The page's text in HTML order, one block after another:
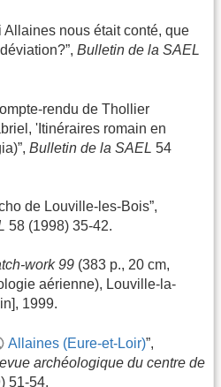
Allaines nous était conté, que
Bulletin de la SAEL
rendu de Thollier
'Itinéraires romain en
Bulletin de la SAEL 54
de Louville-les-Bois”,
58 (1998) 35-42.
work 99 (383 p., 20 cm,
aérienne), Louville-la-
1999.
Allaines (Eure-et-Loir)”,
archéologique du centre de
51-54.